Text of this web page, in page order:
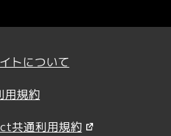
トについて
用規約
共通利用規約